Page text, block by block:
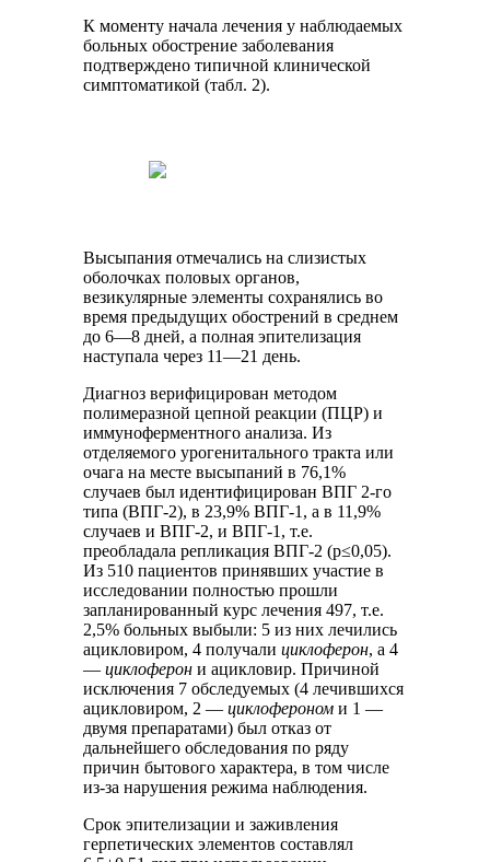
К моменту начала лечения у наблюдаемых
больных обострение заболевания
подтверждено типичной клинической
симптоматикой (табл. 2).
Высыпания отмечались на слизистых
оболочках половых органов,
везикулярные элементы сохранялись во
время предыдущих обострений в среднем
до 6—8 дней, а полная эпителизация
наступала через 11—21 день.
Диагноз верифицирован методом
полимеразной цепной реакции (ПЦР) и
иммуноферментного анализа. Из
отделяемого урогенитального тракта или
очага на месте высыпаний в 76,1%
случаев был идентифицирован ВПГ 2-го
типа (ВПГ-2), в 23,9% ВПГ-1, а в 11,9%
случаев и ВПГ-2, и ВПГ-1, т.е.
преобладала репликация ВПГ-2 (р≤0,05).
Из 510 пациентов принявших участие в
исследовании полностью прошли
запланированный курс лечения 497, т.е.
2,5% больных выбыли: 5 из них лечились
ацикловиром, 4 получалициклоферон, а 4
—циклоферон и ацикловир. Причиной
исключения 7 обследуемых (4 лечившихся
ацикловиром, 2 —циклофероном и 1 —
двумя препаратами) был отказ от
дальнейшего обследования по ряду
причин бытового характера, в том числе
из-за нарушения режима наблюдения.
Срок эпителизации и заживления
герпетических элементов составлял